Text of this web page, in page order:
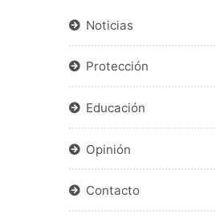
Noticias
Protección
Educación
Opinión
Contacto